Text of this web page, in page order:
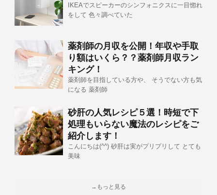
IKEAでスピーカーのシンフォニクスに一目惚れ
をして 色々調べていた
薬剤師の月収を公開！年収や手取
り額はいくら？？薬剤師月収ラン
キング！
薬剤師を目指している方や、 そうでない方も気
になる 薬剤師
砂肝の人気レシピ５選！時短で下
処理もいらない魔法のレシピをご
紹介します！
こんにちは(^^) 砂肝は実がプリプリして とても
美味
→もっと見る